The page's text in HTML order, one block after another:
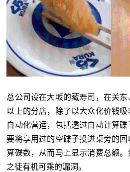
总公司设在大坂的藏寿司，在关
以上的分店，除了以大众化价钱
自动化营运，包括透过自动计算
要将享用过的空碟子投进桌旁的
算碟数，从而马上显示消费总额
之徒有机可乘的漏洞。